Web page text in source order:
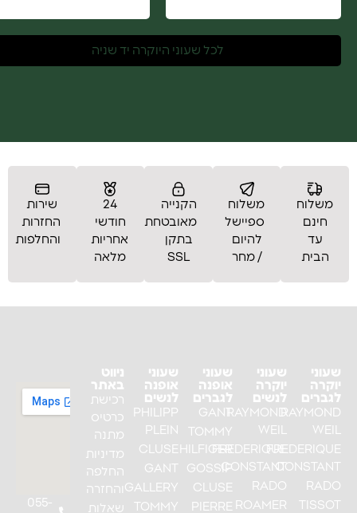
לכל שעוני היוקרה יד שניה
משלוח
חינם
עד
הבית
משלוח
ספיישל
להיום
/ מחר
הקנייה
מאובטחת
בתקן
SSL
24
חודשי
אחריות
מלאה
שירות
החזרות
והחלפות
שעוני
יוקרה
לגברים
RAYMOND
WEIL
FREDERIQUE
CONSTANT
RADO
TISSOT
שעוני
יוקרה
לנשים
RAYMOND
WEIL
FREDERIQUE
CONSTANT
RADO
ROAMER
שעוני
אופנה
לגברים
GANT
TOMMY
HILFIGER
GOSSIP
CLUSE
PIERRE
שעוני
אופנה
לנשים
PHILIPP
PLEIN
CLUSE
GANT
GALLERY
TOMMY
ניווט
באתר
רכישת
כרטיס
מתנה
מדיניות
החלפה
והחזרה
שאלות
055-